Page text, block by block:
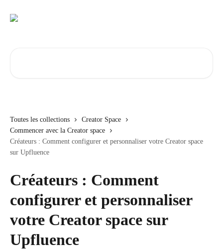
Toutes les collections
Creator Space
Commencer avec la Creator space
Créateurs : Comment configurer et personnaliser votre Creator space
sur Upfluence
Créateurs : Comment
configurer et personnaliser
votre Creator space sur
Upfluence